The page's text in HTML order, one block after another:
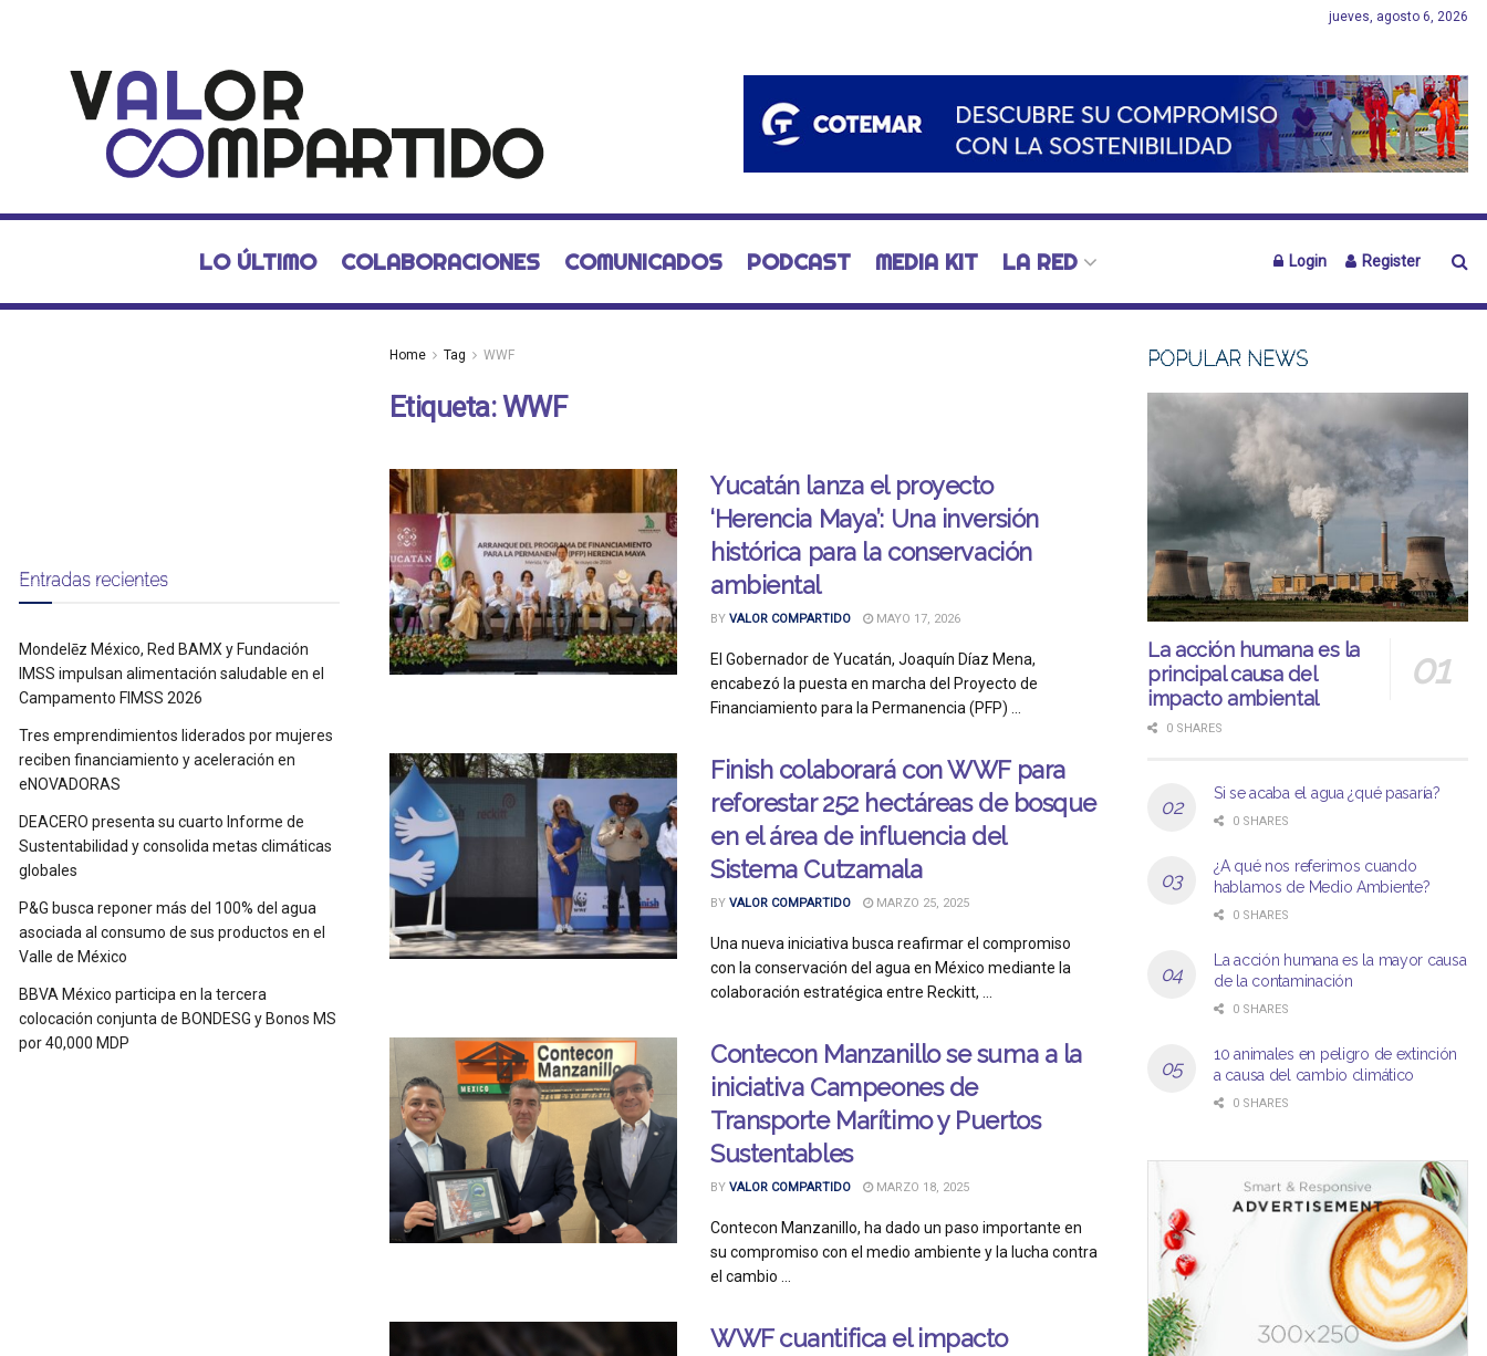
jueves, agosto 6, 2026
LO ÚLTIMO COLABORACIONES COMUNICADOS PODCAST MEDIA KIT LA RED Login Register
Home Tag WWF
Etiqueta:WWF
Yucatán lanza el proyecto
‘Herencia Maya’: Una inversión
histórica para la conservación
ambiental
BY VALOR COMPARTIDO MAYO 17, 2026
El Gobernador de Yucatán, Joaquín Díaz Mena,
encabezó la puesta en marcha del Proyecto de
Financiamiento para la Permanencia (PFP) ...
Finish colaborará con WWF para
reforestar 252 hectáreas de bosque
en el área de influencia del
Sistema Cutzamala
BY VALOR COMPARTIDO MARZO 25, 2025
Una nueva iniciativa busca reafirmar el compromiso
con la conservación del agua en México mediante la
colaboración estratégica entre Reckitt, ...
Contecon Manzanillo se suma a la
iniciativa Campeones de
Transporte Marítimo y Puertos
Sustentables
BY VALOR COMPARTIDO MARZO 18, 2025
Contecon Manzanillo, ha dado un paso importante en
su compromiso con el medio ambiente y la lucha contra
el cambio ...
WWF cuantifica el impacto
Entradas recientes
Mondelēz México, Red BAMX y Fundación
IMSS impulsan alimentación saludable en el
Campamento FIMSS 2026
Tres emprendimientos liderados por mujeres
reciben financiamiento y aceleración en
eNOVADORAS
DEACERO presenta su cuarto Informe de
Sustentabilidad y consolida metas climáticas
globales
P&G busca reponer más del 100% del agua
asociada al consumo de sus productos en el
Valle de México
BBVA México participa en la tercera
colocación conjunta de BONDESG y Bonos MS
por 40,000 MDP
POPULAR NEWS
La acción humana es la
principal causa del
impacto ambiental
0 SHARES
Si se acaba el agua ¿qué pasaría?
0 SHARES
¿A qué nos referimos cuando
hablamos de Medio Ambiente?
0 SHARES
La acción humana es la mayor causa
de la contaminación
0 SHARES
10 animales en peligro de extinción
a causa del cambio climático
0 SHARES